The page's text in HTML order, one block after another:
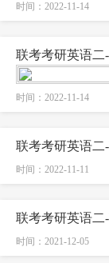
时间：2022-11-14
联考考研英语二
时间：2022-11-14
联考考研英语二
时间：2022-11-11
联考考研英语
时间：2021-12-05